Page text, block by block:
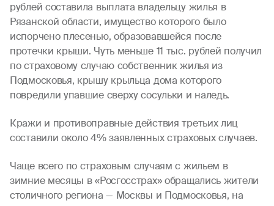
рублей составила выплата владельцу жилья в
Рязанской области, имущество которого было
испорчено плесенью, образовавшейся после
протечки крыши. Чуть меньше 11 тыс. рублей получил
по страховому случаю собственник жилья из
Подмосковья, крышу крыльца дома которого
повредили упавшие сверху сосульки и наледь.
Кражи и противоправные действия третьих лиц
составили около 4% заявленных страховых случаев.
Чаще всего по страховым случаям с жильем в
зимние месяцы в «Росгосстрах» обращались жители
столичного региона — Москвы и Подмосковья, на